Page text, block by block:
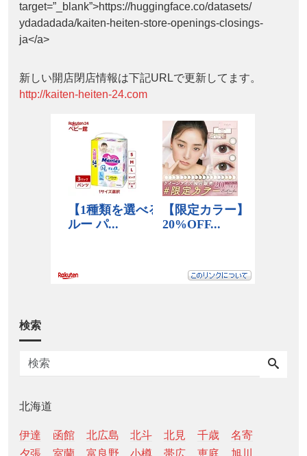
target=”_blank”>https://huggingface.co/datasets/
ydadadada/kaiten-heiten-store-openings-closings-
ja</a>
新しい開店閉店情報は下記URLで更新してます。
http://kaiten-heiten-24.com
検索
北海道
伊達 函館 北広島 北斗 北見 千歳
名寄